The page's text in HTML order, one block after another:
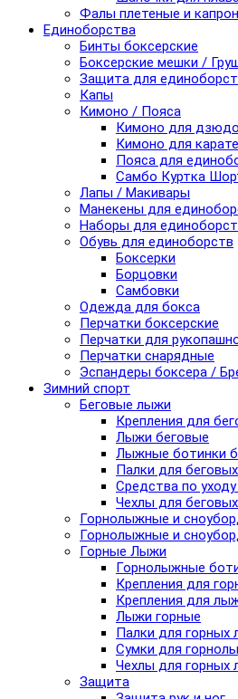
Фалы плетеные и
Единоборства
Бинты боксерские
Боксерские мешки /
Защита для
Капы
Кимоно / Пояса
Кимоно для дзюдо
Кимоно для карате
Пояса для
Самбо Куртка
Лапы / Макивары
Манекены для
Наборы для
Обувь для единоборств
Боксерки
Борцовки
Самбовки
Одежда для бокса
Перчатки боксерские
Перчатки для
Перчатки снарядные
Эспандеры боксера /
Зимний спорт
Беговые лыжи
Крепления для
Лыжи беговые
Лыжные ботинки
Палки для
Средства по
Чехлы для
Горнолыжные и
Горнолыжные и
Горные Лыжи
Горнолыжные
Крепления для
Крепления для
Лыжи горные
Палки для горных
Сумки для
Чехлы для горных
Защита